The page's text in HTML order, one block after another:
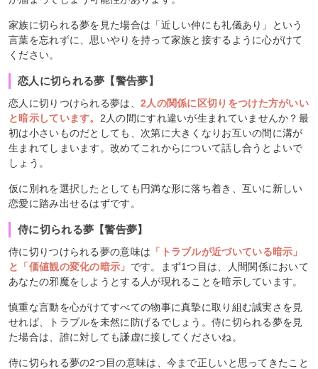
家族に切られる夢を見た場合は「近しい仲にも礼儀あり」という
言葉を忘れずに、思いやりを持って家族と接するように心がけて
ください。
恋人に切られる夢【警告夢】
恋人に切りつけられる夢は、 2人の関係に区切りをつけた方がいい
と暗示しています。 2人の間にすれ違いが生まれていませんか？最
初は小さいものだとしても、次第に大きくなりお互いの間に溝が
生まれてしまいます。改めてこれからについて話し合うとよいで
しょう。
仮に別れを選択したとしても円満な形に落ち着き、互いに新しい
恋愛に踏み出せるはずです。
侍に切られる夢【警告夢】
侍に切りつけられる夢の意味は 「トラブルが近づいている暗示」
と「価値観の変化の暗示」 です。まず1つ目は、人間関係において
あなたの邪魔をしようとする人が現れることを暗示しています。
慎重な言動を心がけてすべての物事に真摯に取り組む誠実さを見
せれば、トラブルを未然に防げるでしょう。侍に切られる夢を見
た場合は、誰に対しても謙虚に接してくださいね。
侍に切られる夢の2つ目の意味は、今まで正しいと思ってきたこと